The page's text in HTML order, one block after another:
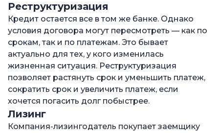
Реструктуризация
Кредит остается все в том же банке. Однако
условия договора могут пересмотреть — как по
срокам, так и по платежам. Это бывает
актуально для тех, у кого изменилась
жизненная ситуация. Реструктуризация
позволяет растянуть срок и уменьшить платеж,
сократить срок и увеличить платеж, если
хочется погасить долг побыстрее.
Лизинг
Компания-лизингодатель покупает заемщику